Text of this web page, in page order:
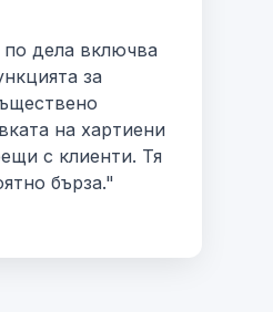
дела включва
за
на хартиени
с клиенти. Тя
бърза."